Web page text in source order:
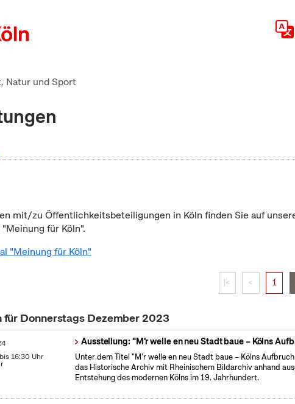
Natur und Sport
mit/zu Öffentlichkeitsbeteiligungen in Köln finden Sie auf
für Köln".
"Meinung für Köln"
|< < 1
für Donnerstags Dezember 2023
16:30 Uhr
Ausstellung: "M'r welle en neu Stadt baue – Kölns
Unter dem Titel "M’r welle en neu Stadt baue – Kölns
das Historische Archiv mit Rheinischem Bildarchiv anhand
Entstehung des modernen Kölns im 19. Jahrhundert.